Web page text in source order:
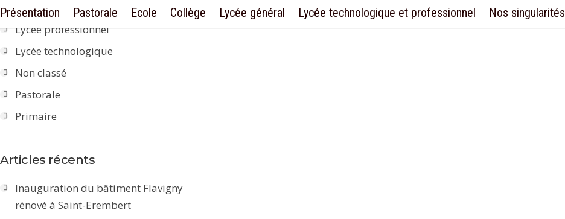
Présentation Pastorale Ecole Collège Lycée général Lycée technologique et professionnel Nos singularités
Lycée
Lycée professionnel
Lycée technologique
Non classé
Pastorale
Primaire
Articles récents
Inauguration du bâtiment Flavigny
rénové à Saint-Erembert
3ème prix : Guillaume Jeanne Khun de Chizelle